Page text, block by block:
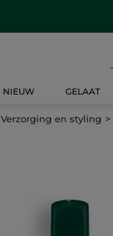
NIEUW GELAAT
Verzorging en styling